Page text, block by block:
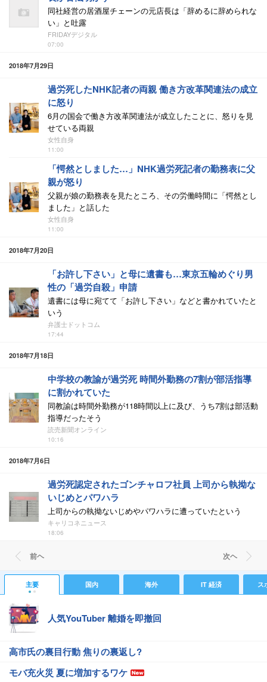
同社経営の居酒屋チェーンの元店長は「辞めるに辞められな
い」と吐露
FRIDAYデジタル
07:00
2018年7月29日
過労死したNHK記者の両親 働き方改革関連法の成立
に怒り
6月の国会で働き方改革関連法が成立したことに、怒りを見
せている両親
女性自身
11:00
「愕然としました…」NHK過労死記者の勤務表に父
親が怒り
父親が娘の勤務表を見たところ、その労働時間に「愕然とし
ました」と話した
女性自身
11:00
2018年7月20日
「お許し下さい」と母に遺書も…東京五輪めぐり男
性の「過労自殺」申請
遺書には母に宛てて「お許し下さい」などと書かれていたと
いう
弁護士ドットコム
17:44
2018年7月18日
中学校の教諭が過労死 時間外勤務の7割が部活指導
に割かれていた
同教諭は時間外勤務が118時間以上に及び、うち7割は部活動
指導だったそう
読売新聞オンライン
10:16
2018年7月6日
過労死認定されたゴンチャロフ社員 上司から執拗な
いじめとパワハラ
上司からの執拗ないじめやパワハラに遭っていたという
キャリコネニュース
18:06
前ヘ 次ヘ
主要 国内 海外 IT 経済 ス
人気YouTuber 離婚を即撤回
高市氏の裏目行動 焦りの裏返し?
モバ充火災 夏に増加するワケ